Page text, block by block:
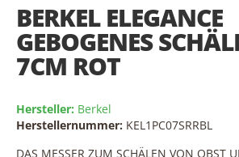
BERKEL ELEGANCE
GEBOGENES
7CM ROT
Hersteller: Berkel
Herstellernummer: KEL1PC07SRRBL
DAS MESSER ZUM SCHÄLEN VON OBST
beginning
of
the
images
gallery